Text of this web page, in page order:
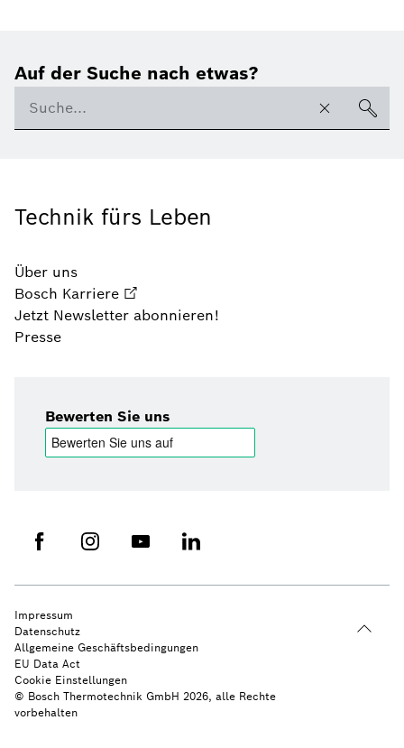
Auf der Suche nach etwas?
Technik fürs Leben
Über uns
Bosch Karriere
Jetzt Newsletter abonnieren!
Presse
Bewerten Sie uns
© Bosch Thermotechnik GmbH 2026, alle Rechte
vorbehalten
Impressum
Datenschutz
Allgemeine Geschäftsbedingungen
EU Data Act
Cookie Einstellungen